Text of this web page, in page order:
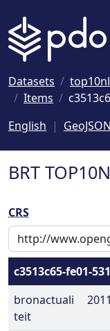
Datasets top10nl
Items
English
GeoJSON
BRT
CRS
c3513c65-fe01-
bronactuali
teit